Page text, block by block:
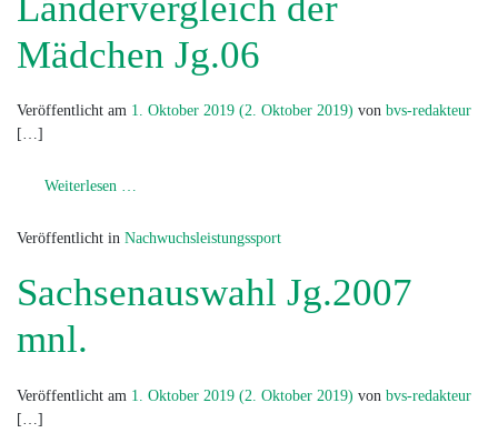
Mädchen Jg.06
Veröffentlicht am 1. Oktober 2019 (2. Oktober 2019) von bvs-redakteur
[…]
Weiterlesen …
Veröffentlicht in Nachwuchsleistungssport
Sachsenauswahl Jg.2007
mnl.
Veröffentlicht am 1. Oktober 2019 (2. Oktober 2019) von bvs-redakteur
[…]